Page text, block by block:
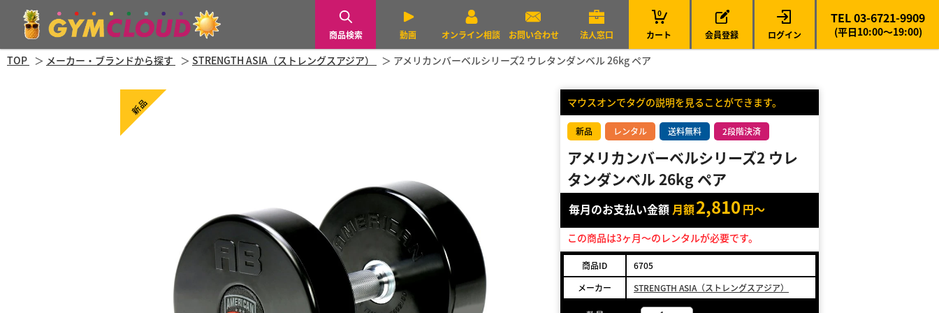
商品検索 動画 オンライン相談 お問い合わせ 法人窓口 カート
0
会員登録 ログイン
TEL 03-6721-9909
(平日10:00～19:00)
TOP メーカー・ブランドから探す STRENGTH ASIA（ストレングスアジア） アメリカンバーベルシリーズ2 ウレタンダンベル 26kg ペア
新品 マウスオンでタグの説明を見ることができます。
新品 レンタル 送料無料 2段階決済
アメリカンバーベルシリーズ2 ウレ
タンダンベル 26kg ペア
毎月のお支払い金額 月額2,810 円～
この商品は3ヶ月～のレンタルが必要です。
商品ID
6705
メーカー
STRENGTH ASIA（ストレングスアジア）